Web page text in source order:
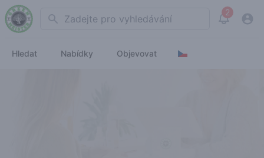
Search 2
View
Hledat Nabídky Objevovat